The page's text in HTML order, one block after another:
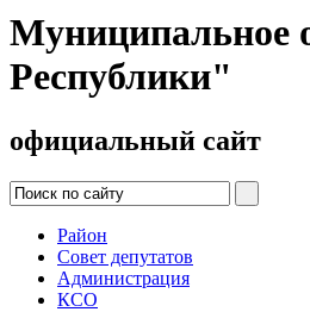
Муниципальное
Республики"
официальный сайт
Район
Совет депутатов
Администрация
КСО